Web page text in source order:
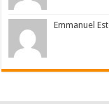
Emmanuel